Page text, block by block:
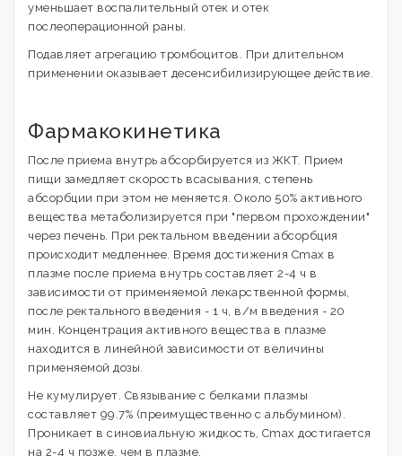
уменьшает воспалительный отек и отек
послеоперационной раны.
Подавляет агрегацию тромбоцитов. При длительном
применении оказывает десенсибилизирующее действие.
Фармакокинетика
После приема внутрь абсорбируется из ЖКТ. Прием
пищи замедляет скорость всасывания, степень
абсорбции при этом не меняется. Около 50% активного
вещества метаболизируется при "первом прохождении"
через печень. При ректальном введении абсорбция
происходит медленнее. Время достижения Сmax в
плазме после приема внутрь составляет 2-4 ч в
зависимости от применяемой лекарственной формы,
после ректального введения - 1 ч, в/м введения - 20
мин. Концентрация активного вещества в плазме
находится в линейной зависимости от величины
применяемой дозы.
Не кумулирует. Связывание с белками плазмы
составляет 99.7% (преимущественно с альбумином).
Проникает в синовиальную жидкость, Cmax достигается
на 2-4 ч позже, чем в плазме.